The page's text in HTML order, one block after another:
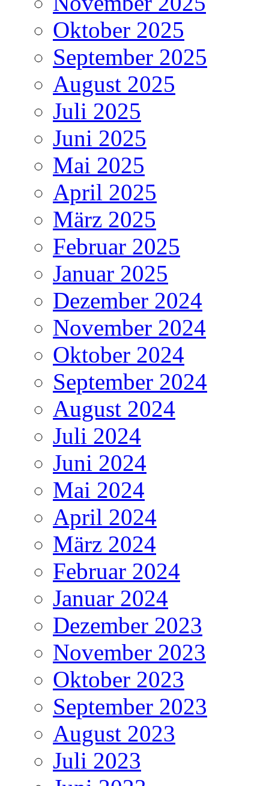
Oktober 2025
September 2025
August 2025
Juli 2025
Juni 2025
Mai 2025
April 2025
März 2025
Februar 2025
Januar 2025
Dezember 2024
November 2024
Oktober 2024
September 2024
August 2024
Juli 2024
Juni 2024
Mai 2024
April 2024
März 2024
Februar 2024
Januar 2024
Dezember 2023
November 2023
Oktober 2023
September 2023
August 2023
Juli 2023